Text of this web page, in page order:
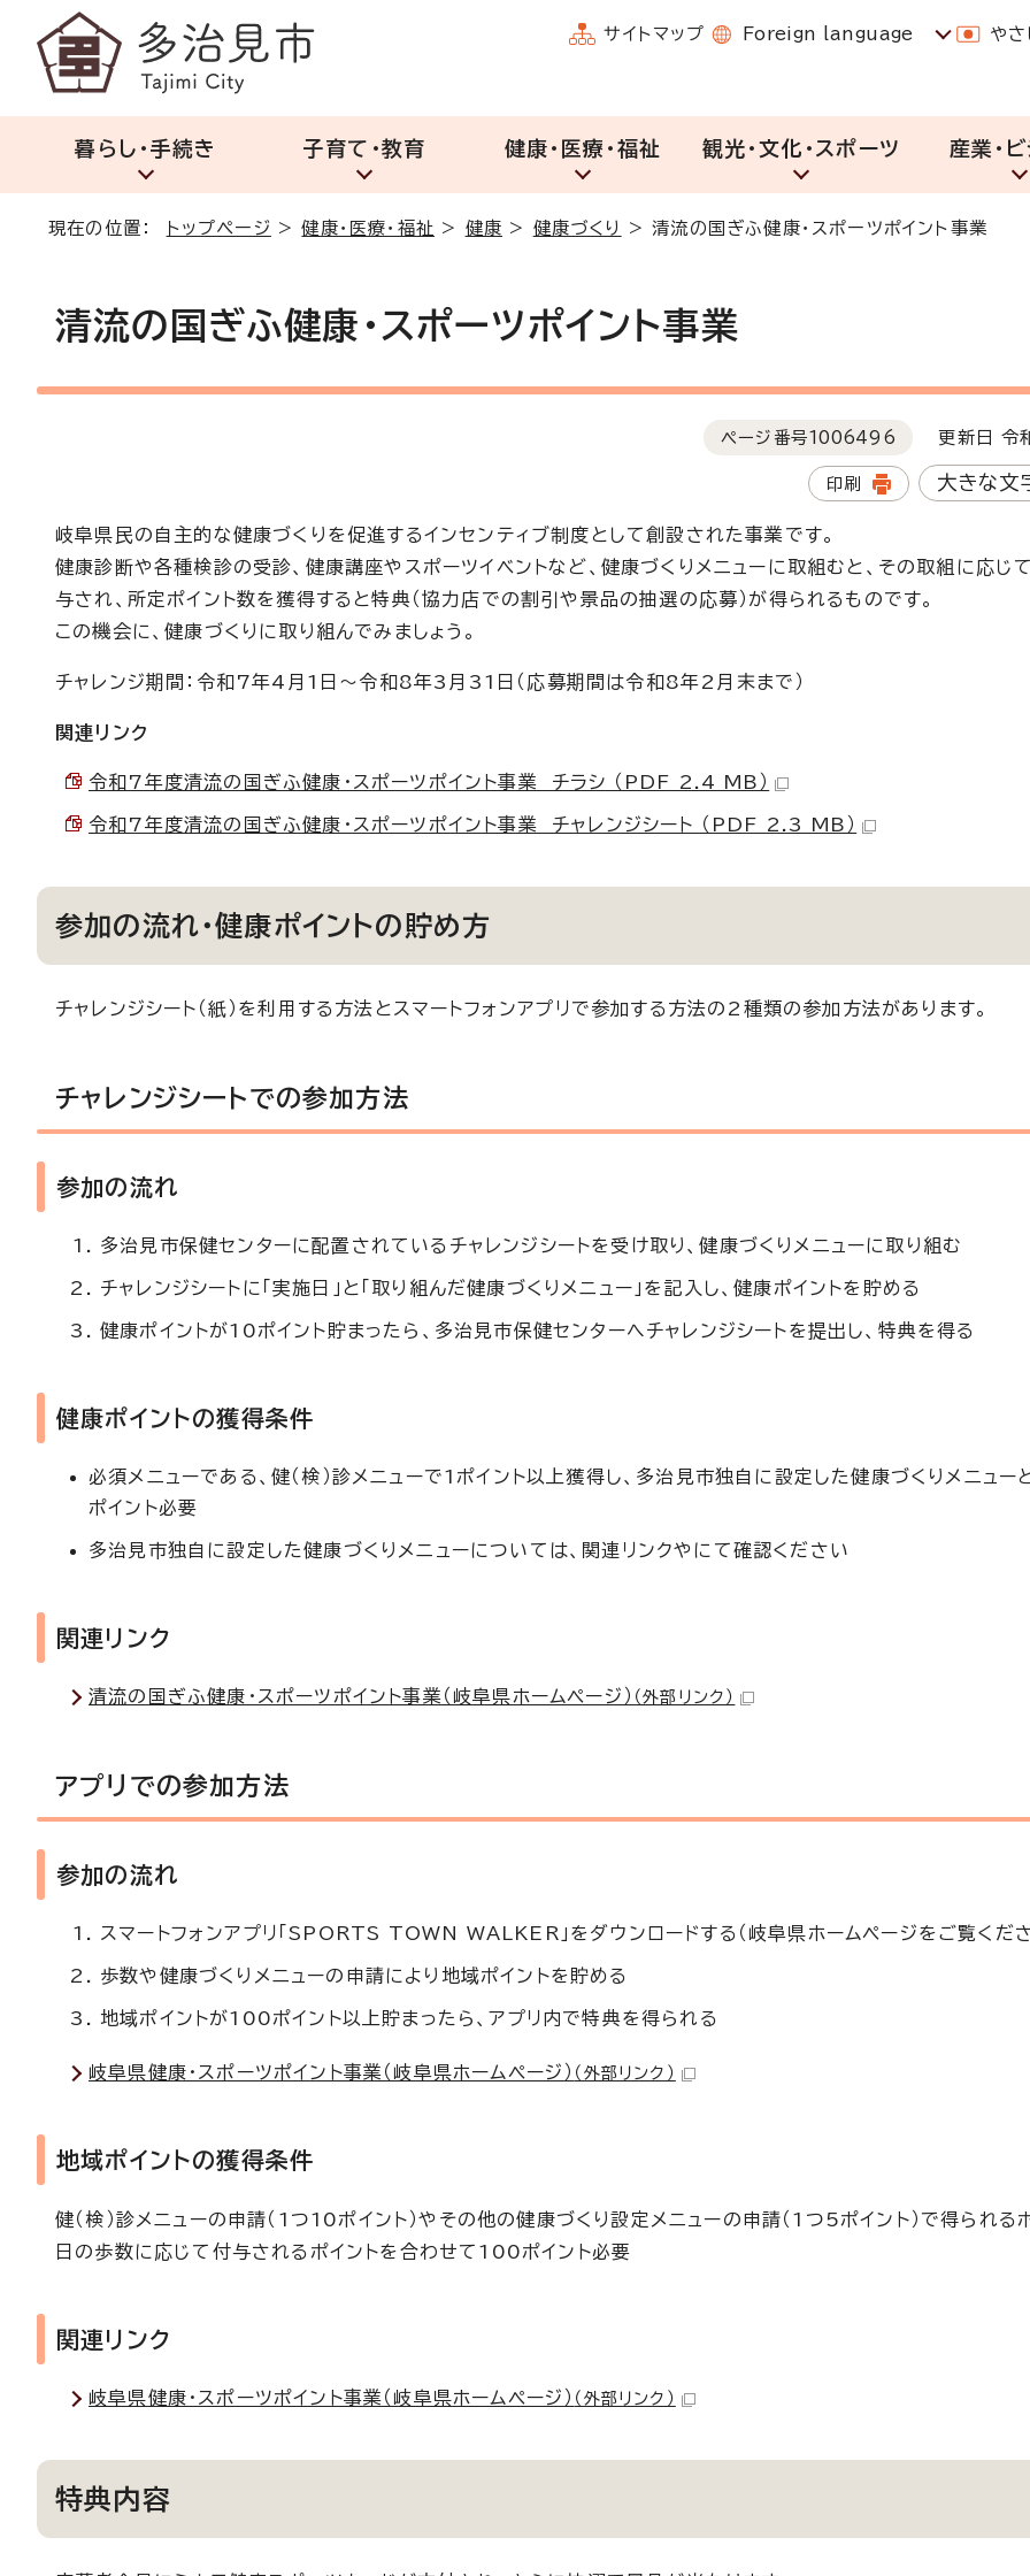
サイトマップ Foreign language や
暮らし・手続き 子育て・教育 健康・医療・福祉 観光・文化・スポーツ 産業・
現在の位置： トップページ >健康・医療・福祉 > 健康 > 健康づくり >清流の国ぎふ健康・スポーツポイント事業
清流の国ぎふ健康・スポーツポイント事業
ページ番号1006496 更新日 令
印刷 大きな文
岐阜県民の自主的な健康づくりを促進するインセンティブ制度として創設された事業です。
健康診断や各種検診の受診、健康講座やスポーツイベントなど、健康づくりメニューに取組むと、その取組に応じ
与され、所定ポイント数を獲得すると特典（協力店での割引や景品の抽選の応募）が得られるものです。
この機会に、健康づくりに取り組んでみましょう。
チャレンジ期間：令和7年4月1日～令和8年3月31日（応募期間は令和8年2月末まで）
関連リンク
令和7年度清流の国ぎふ健康・スポーツポイント事業 チラシ （PDF 2.4 MB）
令和7年度清流の国ぎふ健康・スポーツポイント事業 チャレンジシート （PDF 2.3 MB）
参加の流れ・健康ポイントの貯め方
チャレンジシート（紙）を利用する方法とスマートフォンアプリで参加する方法の2種類の参加方法があります。
チャレンジシートでの参加方法
参加の流れ
多治見市保健センターに配置されているチャレンジシートを受け取り、健康づくりメニューに取り組む
チャレンジシートに「実施日」と「取り組んだ健康づくりメニュー」を記入し、健康ポイントを貯める
健康ポイントが10ポイント貯まったら、多治見市保健センターへチャレンジシートを提出し、特典を得る
健康ポイントの獲得条件
必須メニューである、健（検）診メニューで1ポイント以上獲得し、多治見市独自に設定した健康づくりメニュ
ポイント必要
多治見市独自に設定した健康づくりメニューについては、関連リンクやにて確認ください
関連リンク
清流の国ぎふ健康・スポーツポイント事業（岐阜県ホームページ） （外部リンク）
アプリでの参加方法
参加の流れ
スマートフォンアプリ「SPORTS TOWN WALKER」をダウンロードする（岐阜県ホームページをご覧くだ
歩数や健康づくりメニューの申請により地域ポイントを貯める
地域ポイントが100ポイント以上貯まったら、アプリ内で特典を得られる
岐阜県健康・スポーツポイント事業（岐阜県ホームページ） （外部リンク）
地域ポイントの獲得条件
健（検）診メニューの申請（1つ10ポイント）やその他の健康づくり設定メニューの申請（1つ5ポイント）で得られる
日の歩数に応じて付与されるポイントを合わせて100ポイント必要
関連リンク
岐阜県健康・スポーツポイント事業（岐阜県ホームページ） （外部リンク）
特典内容